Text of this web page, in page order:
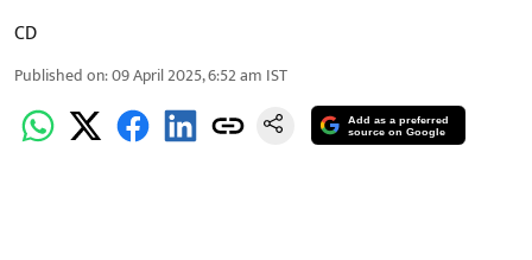
CD
Published on:09 April 2025, 6:52 am IST
Add as a preferred
source on Google